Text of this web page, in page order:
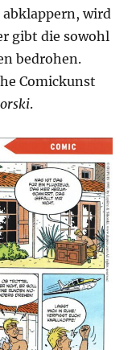
wird
gibt die sowohl
bedrohen.
Comickunst
.